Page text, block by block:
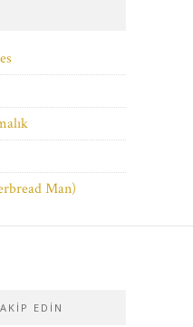
Man)
EDIN